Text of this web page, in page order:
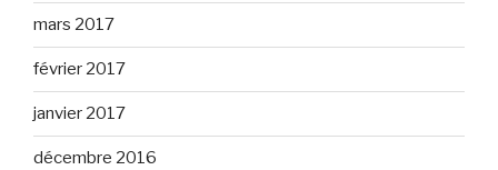
mars 2017
février 2017
janvier 2017
décembre 2016